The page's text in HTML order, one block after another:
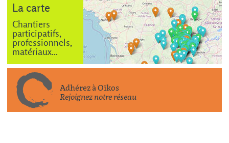
La carte
Chantiers
participatifs,
professionnels,
matériaux...
Adhérez à Oïkos
Rejoignez notre réseau